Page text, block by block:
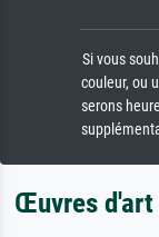
Si vous
couleur, ou
serons
Œuvres d'art